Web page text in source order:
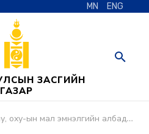
MN ENG
ЗАСГИЙН
ГАЗАР
эмнэлгийн албадын iv удаагийн уулзалт боллоо.